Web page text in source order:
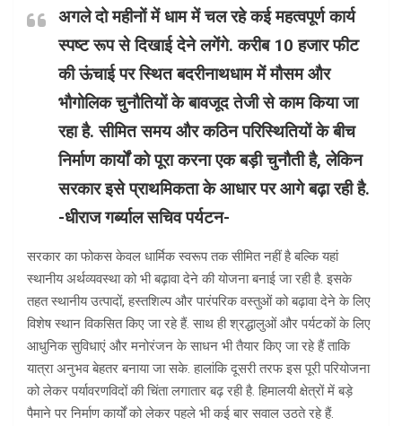
अगले दो महीनों में धाम में चल रहे कई महत्वपूर्ण कार्य
स्पष्ट रूप से दिखाई देने लगेंगे. करीब 10 हजार फीट
की ऊंचाई पर स्थित बदरीनाथधाम में मौसम और
भौगोलिक चुनौतियों के बावजूद तेजी से काम किया जा
रहा है. सीमित समय और कठिन परिस्थितियों के बीच
निर्माण कार्यों को पूरा करना एक बड़ी चुनौती है, लेकिन
सरकार इसे प्राथमिकता के आधार पर आगे बढ़ा रही है.
-धीराज गर्ब्याल सचिव पर्यटन-
सरकार का फोकस केवल धार्मिक स्वरूप तक सीमित नहीं है बल्कि यहां
स्थानीय अर्थव्यवस्था को भी बढ़ावा देने की योजना बनाई जा रही है. इसके
तहत स्थानीय उत्पादों, हस्तशिल्प और पारंपरिक वस्तुओं को बढ़ावा देने के लिए
विशेष स्थान विकसित किए जा रहे हैं. साथ ही श्रद्धालुओं और पर्यटकों के लिए
आधुनिक सुविधाएं और मनोरंजन के साधन भी तैयार किए जा रहे हैं ताकि
यात्रा अनुभव बेहतर बनाया जा सके. हालांकि दूसरी तरफ इस पूरी परियोजना
को लेकर पर्यावरणविदों की चिंता लगातार बढ़ रही है. हिमालयी क्षेत्रों में बड़े
पैमाने पर निर्माण कार्यों को लेकर पहले भी कई बार सवाल उठते रहे हैं.